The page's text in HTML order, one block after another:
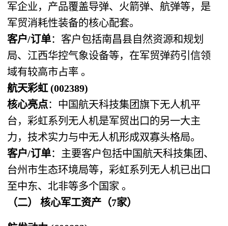
军企业，产品覆盖导弹、火箭弹、航弹等，是
军贸消耗性装备的核心配套。
客户/订单：客户包括南昌县自然资源和规划
局、江西华控气象设备等，在军贸弹药引信领
域有较高市占率 。
航天彩虹 (002389)
核心亮点：中国航天科技集团旗下无人机平
台，彩虹系列无人机是军贸出口的另一大主
力，技术实力与中无人机形成双寡头格局。
客户/订单：主要客户包括中国航天科技集团、
台州市生态环境局等，彩虹系列无人机已出口
至中东、北非等多个国家 。
（二） 核心军工资产（7家）